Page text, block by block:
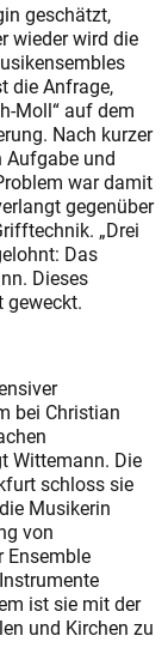
geschätzt,
wieder wird die
die Anfrage,
Moll“ auf dem
Nach kurzer
Aufgabe und
war damit
gegenüber
„Drei
Das
Dieses
geweckt.
bei Chris­tian
Wittemann. Die
schloss sie
Musikerin
von
ist sie mit der
und Kirchen zu